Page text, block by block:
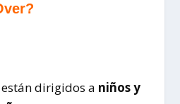
dirigidos a niños y